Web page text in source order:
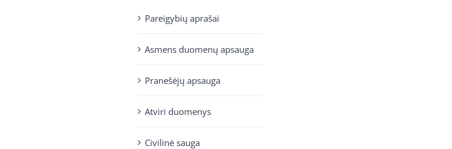
Pareigybių aprašai
Asmens duomenų apsauga
Pranešėjų apsauga
Atviri duomenys
Civilinė sauga